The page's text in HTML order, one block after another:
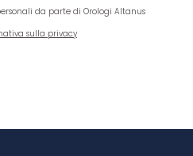
da parte di Orologi Altanus
sulla privacy